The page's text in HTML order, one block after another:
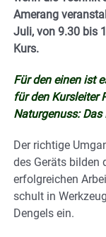
Amerang
Juli, von 9.30 bis
Kurs.
Für den einen ist
für den Kursleiter
Naturgenuss: Das
Der richtige
des Geräts bilden
erfolgreichen
schult in
Dengels ein.